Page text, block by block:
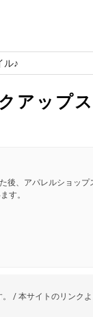
ル♪
アップ
後、アパレルショップ
す。
/ 本サイトのリンク